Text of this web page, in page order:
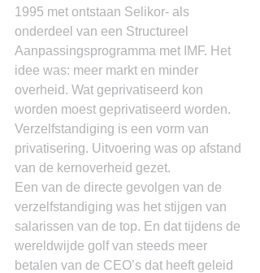
1995 met ontstaan Selikor- als
onderdeel van een Structureel
Aanpassingsprogramma met IMF. Het
idee was: meer markt en minder
overheid. Wat geprivatiseerd kon
worden moest geprivatiseerd worden.
Verzelfstandiging is een vorm van
privatisering. Uitvoering was op afstand
van de kernoverheid gezet.
Een van de directe gevolgen van de
verzelfstandiging was het stijgen van
salarissen van de top. En dat tijdens de
wereldwijde golf van steeds meer
betalen van de CEO’s dat heeft geleid